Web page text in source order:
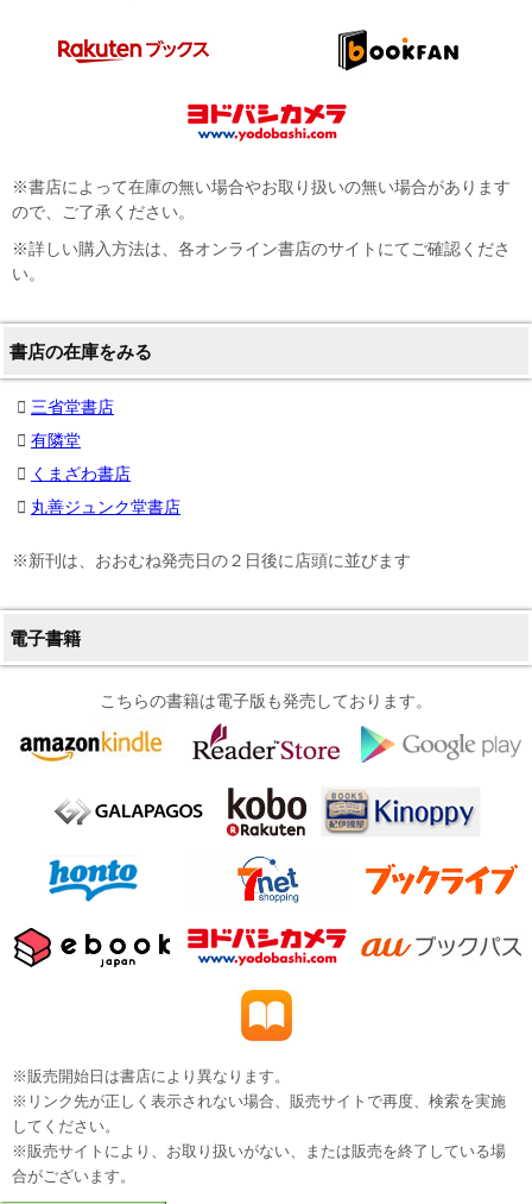
※書店によって在庫の無い場合やお取り扱いの無い場合があります
ので、ご了承ください。
※詳しい購入方法は、各オンライン書店のサイトにてご確認くださ
い。
書店の在庫をみる
三省堂書店
有隣堂
くまざわ書店
丸善ジュンク堂書店
※新刊は、おおむね発売日の２日後に店頭に並びます
電子書籍
こちらの書籍は電子版も発売しております。
※販売開始日は書店により異なります。
※リンク先が正しく表示されない場合、販売サイトで再度、検索を実施
してください。
※販売サイトにより、お取り扱いがない、または販売を終了している場
合がございます。